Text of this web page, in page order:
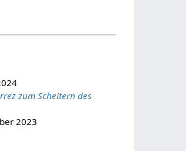
zum Scheitern des
2023